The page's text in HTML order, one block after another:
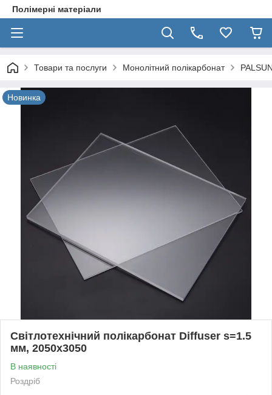
Полімерні матеріали
Товари та послуги Монолітний полікарбонат
Новинка
Світлотехнічний полікарбонат Diffuser s=1.5
мм, 2050х3050
В наявності
Роздріб